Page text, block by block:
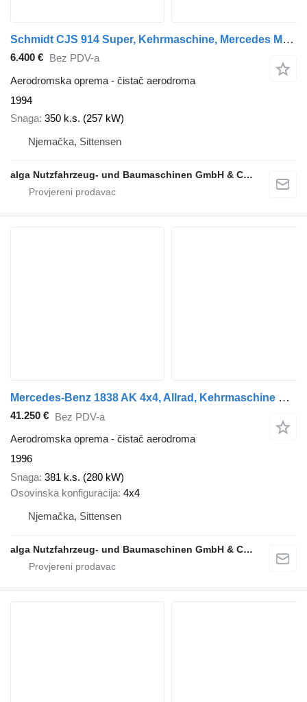
Schmidt CJS 914 Super, Kehrmaschine, Mercedes Motor
6.400 € Bez PDV-a
Aerodromska oprema - čistač aerodroma
1994
Snaga 350 k.s. (257 kW)
Njemačka, Sittensen
alga Nutzfahrzeug- und Baumaschinen GmbH & Co. KG
Mercedes-Benz 1838 AK 4x4, Allrad, Kehrmaschine Schmidt
41.250 € Bez PDV-a
Aerodromska oprema - čistač aerodroma
1996
Snaga 381 k.s. (280 kW)
Osovinska konfiguracija 4x4
Njemačka, Sittensen
alga Nutzfahrzeug- und Baumaschinen GmbH & Co. KG